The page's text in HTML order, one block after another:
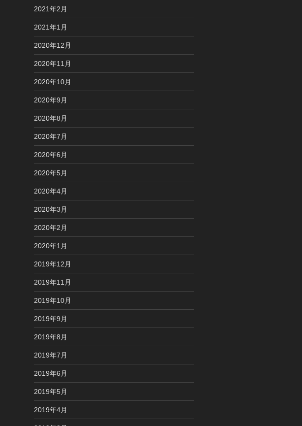
2021年2月
2021年1月
2020年12月
2020年11月
2020年10月
2020年9月
2020年8月
2020年7月
2020年6月
2020年5月
2020年4月
2020年3月
2020年2月
2020年1月
2019年12月
2019年11月
2019年10月
2019年9月
2019年8月
2019年7月
2019年6月
2019年5月
2019年4月